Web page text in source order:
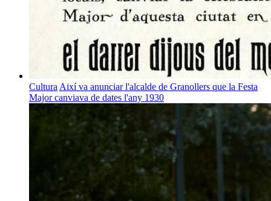
Cultura Així va anunciar l'alcalde de Granollers que la Festa
Major canviava de dates l'any 1930